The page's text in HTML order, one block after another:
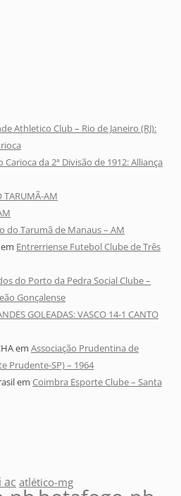
Athletico Club – Rio de Janeiro (RJ):
da 2ª Divisão de 1912: Alliança
TARUMÃ-AM
do Tarumã de Manaus – AM
em Entrerriense Futebol Clube de Três
do Porto da Pedra Social Clube –
Gonçalense
GOLEADAS: VASCO 14-1 CANTO
em Associação Prudentina de
Prudente-SP) – 1964
em Coimbra Esporte Clube – Santa
ac atlético-mg